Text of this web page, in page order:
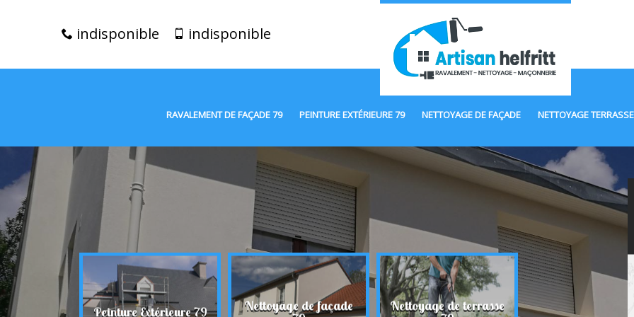
indisponible indisponible
RAVALEMENT DE FAÇADE 79 PEINTURE EXTÉRIEURE 79 NETTOYAGE DE FAÇADE NETTOYAGE
de façade Peinture Extérieure 79 Nettoyage de façade Nettoyage de terrasse Maçonnerie